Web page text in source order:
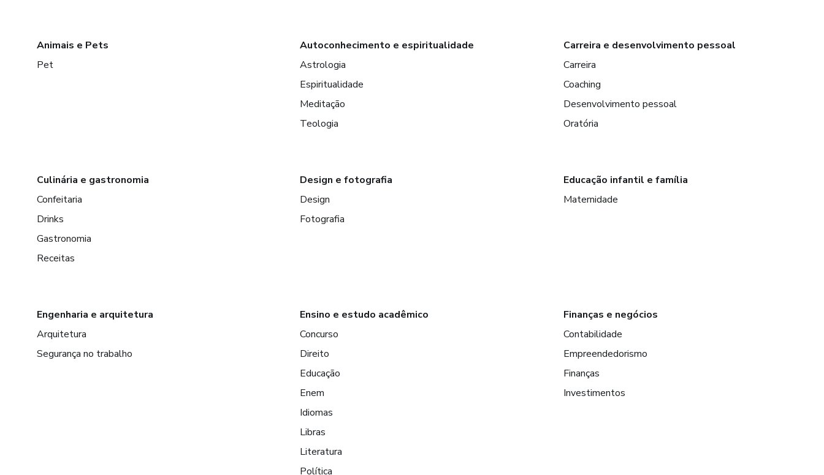
Animais e Pets
Pet
Autoconhecimento e espiritualidade
Astrologia
Espiritualidade
Meditação
Teologia
Carreira e desenvolvimento pessoal
Carreira
Coaching
Desenvolvimento pessoal
Oratória
Culinária e gastronomia
Confeitaria
Drinks
Gastronomia
Receitas
Design e fotografia
Design
Fotografia
Educação infantil e família
Maternidade
Engenharia e arquitetura
Arquitetura
Segurança no trabalho
Ensino e estudo acadêmico
Concurso
Direito
Educação
Enem
Idiomas
Libras
Literatura
Política
Finanças e negócios
Contabilidade
Empreendedorismo
Finanças
Investimentos